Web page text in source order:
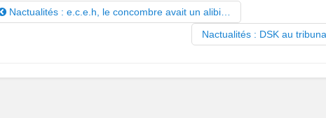
Nactualités : e.c.e.h, le concombre avait un alibi…
Nactualités : DSK au